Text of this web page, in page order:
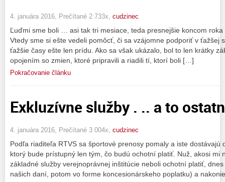
4. januára 2016, Prečítané 2 733x, cudzinec
Ľuďmi sme boli … asi tak tri mesiace, teda presnejšie koncom
Vtedy sme si ešte vedeli pomôcť, či sa vzájomne podporiť v ťažšej
ťažšie časy ešte len prídu. Ako sa však ukázalo, bol to len krátky
opojením so zmien, ktoré pripravili a riadili tí, ktorí boli […]
Pokračovanie článku
Exkluzívne služby . .. a to
4. januára 2016, Prečítané 3 004x, cudzinec
Podľa riaditeľa RTVS sa športové prenosy pomaly a iste dostávajú
ktorý bude prístupný len tým, čo budú ochotní platiť. Nuž, akosi mi
základné služby verejnoprávnej inštitúcie neboli ochotní platiť,
našich daní, potom vo forme koncesionárskeho poplatku) a